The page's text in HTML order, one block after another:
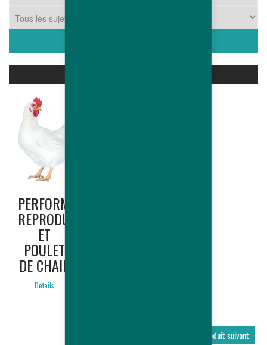
PERFORMANCES
REPRODUCTRICE
ET
POULET
DE CHAIR
Détails
Produit suivant